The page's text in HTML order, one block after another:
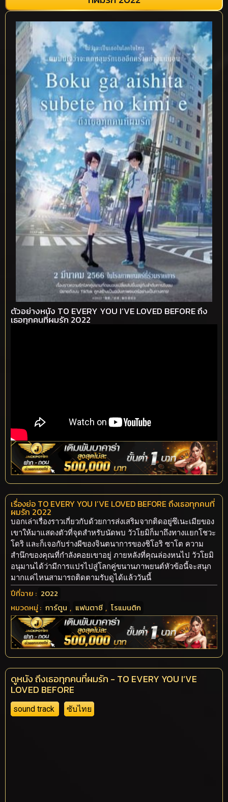
ตัวอย่างหนัง TO EVERY YOU I’VE LOVED BEFORE ถึง
เธอทุกคนที่ผมรัก 2022
เรื่องย่อ TO EVERY YOU I’VE LOVED BEFORE ถึงเธอทุกคนที่
ผมรัก 2022
บอกเล่าเรื่องราวเกี่ยวกับด้วยการส่งเสริมจากติดอยู่ซึเนะเมียของ
เขาให้มาแสดงตัวที่จุดสำหรับนัดพบ วัวโยมิก็มาถึงทางแยกโชวะ
โดริ และก็เจอกับร่างผีของจินตนาการของชิโอริ ซาโต ความ
สำนึกของคุณที่กำลังคอยเขาอยู่ ภายหลังที่คุณล่องหนไป วัวโยมิ
อนุมานได้ว่ามีการแปรไปสู่โลกคู่ขนานภาพยนต์หัวข้อนี้จะสนุก
มากแค่ไหนสามารถติดตามรับดูได้แล้ววันนี้
ปีที่ฉาย : 2022
หมวดหมู่ : การ์ตูน , แฟนตาซี , โรแมนติก
ดูหนัง ถึงเธอทุกคนที่ผมรัก - TO EVERY YOU I’VE
LOVED BEFORE
sound track ซับไทย